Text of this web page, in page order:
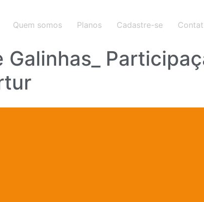
Quem somos Planos Cadastre-se